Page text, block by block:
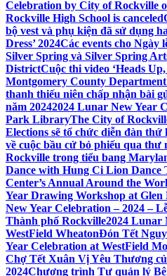
Celebration by City of Rockville
Rockville High School is canceled
bộ vest và phụ kiện đã sử dụng
Dress’ 2024Các events cho Ngày
Silver Spring và Silver Spring
DistrictCuộc thi video ‘Heads
Montgomery County
thanh thiếu niên chấp nhận bài
năm 20242024 Lunar New Year
Park LibraryThe City of
Elections sẽ tổ chức diễn đàn thứ
về cuộc bầu cử bỏ phiếu qua thư
Rockville trong tiểu bang
Dance with Hung Ci Lion Dance
Center’s Annual Around the
Year Drawing Workshop at Glen
New Year Celebration – 2024 –
Thành phố Rockville2024 Lunar
WestField WheatonĐón Tết
Year Celebration at WestField
Chợ Tết Xuân Vị Yêu Thương
2024Chương trình Tự quản lý